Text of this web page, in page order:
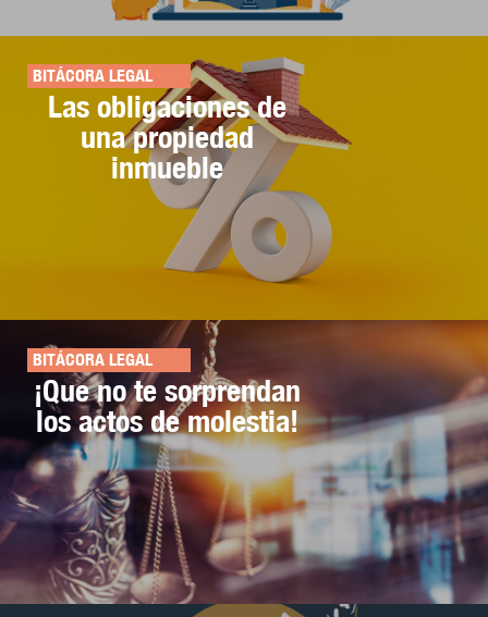
BITÁCORA LEGAL
Las obligaciones de
una propiedad
inmueble
BITÁCORA LEGAL
¡Que no te sorprendan
los actos de molestia!